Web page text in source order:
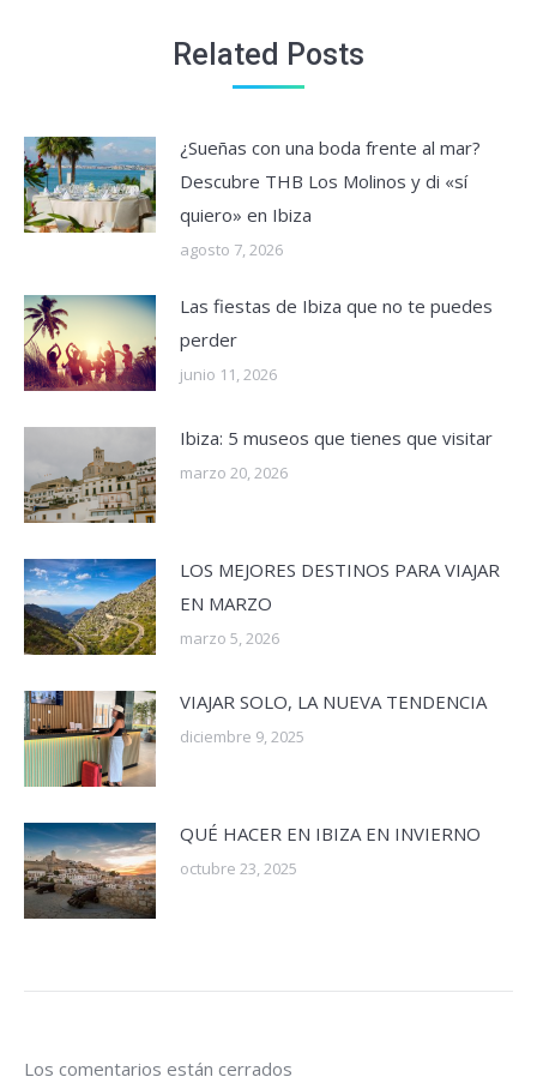
Related Posts
¿Sueñas con una boda frente al mar?
Descubre THB Los Molinos y di «sí
quiero» en Ibiza
agosto 7, 2026
Las fiestas de Ibiza que no te puedes
perder
junio 11, 2026
Ibiza: 5 museos que tienes que visitar
marzo 20, 2026
LOS MEJORES DESTINOS PARA VIAJAR
EN MARZO
marzo 5, 2026
VIAJAR SOLO, LA NUEVA TENDENCIA
diciembre 9, 2025
QUÉ HACER EN IBIZA EN INVIERNO
octubre 23, 2025
Los comentarios están cerrados